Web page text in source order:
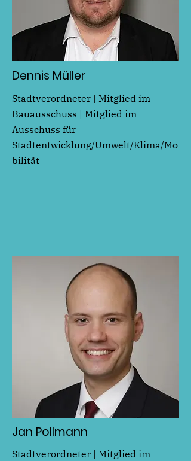
Dennis Müller
Stadtverordneter | Mitglied im
Bauausschuss | Mitglied im
Ausschuss für
Stadtentwicklung/Umwelt/Klima/Mo
bilität
Jan Pollmann
Stadtverordneter | Mitglied im